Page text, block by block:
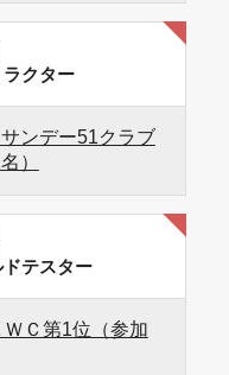
クター
ンデー51クラブ
）
テスター
Ｃ第1位（参加